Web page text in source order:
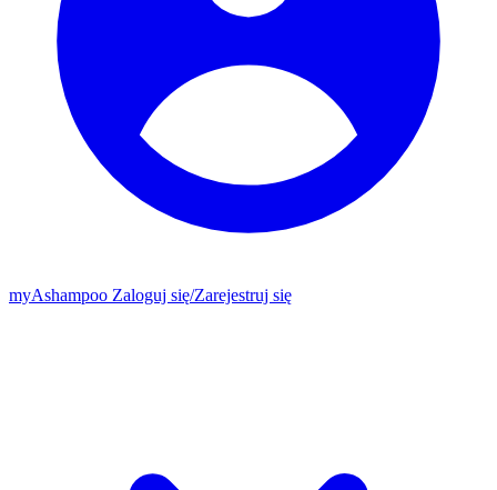
myAshampoo Zaloguj się/Zarejestruj się